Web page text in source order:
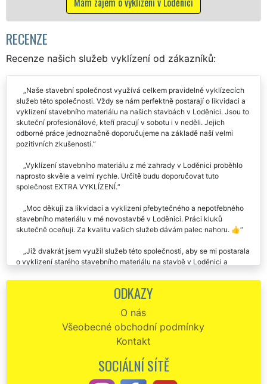
RECENZE
Recenze našich služeb vyklízení od zákazníků:
Naše stavební společnost využívá celkem pravidelně vyklízecích
služeb této společnosti. Vždy se nám perfektně postarají o likvidaci a
vyklizení stavebního materiálu na našich stavbách v Loděnici. Jsou to
skuteční profesionálové, kteří pracují v sobotu i v neděli. Jejich
odborné práce jednoznačně doporučujeme na základě naší velmi
pozitivních zkušeností.
Vyklízení stavebního materiálu z mé zahrady v Loděnici proběhlo
naprosto skvěle a velmi rychle. Určitě budu doporučovat tuto
společnost EXTRA VYKLÍZENÍ.
Moc děkuji za likvidaci a vyklizení přebytečného a nepotřebného
stavebního materiálu v mé novostavbě v Loděnici. Práci kluků
skutečně oceňuji. Za kvalitu vašich služeb dávám palec nahoru. 👍
Již dvakrát jsem využil služeb této společnosti, aby se mi postarala
o vyklizení starého stavebního materiálu na stavbě v Loděnici a
VYKLÍZENÍ jsem velmi spokojen. Vždy přesně sedělo všechno, na čem
jsme se domluvili. Určitě doporučuji využívat služeb této společnosti.
Společnost EXTRA SLUŽBY mi zajišťovala vyklízení starého
stavebního materiálu v Loděnici, který se nacházel v nemovitosti,
kterou jsem zakoupil. Jejich profesionální služby můžu vřele
ODKAZY
O nás
Všeobecné obchodní podmínky
Kontakt
SOCIÁLNÍ SÍTĚ